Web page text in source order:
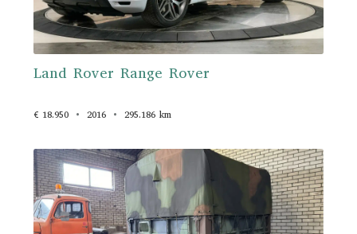
Land Rover Range Rover
€ 18.950 2016 295.186 km